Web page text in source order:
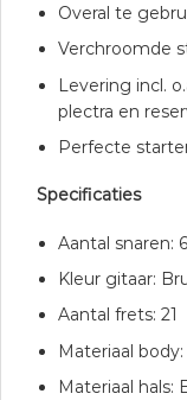
Overal te
Verchroomde
Levering incl.
plectra en
Perfecte
Specificaties
Aantal snaren: 6
Kleur gitaar:
Aantal frets: 21
Materiaal
Materiaal hals: